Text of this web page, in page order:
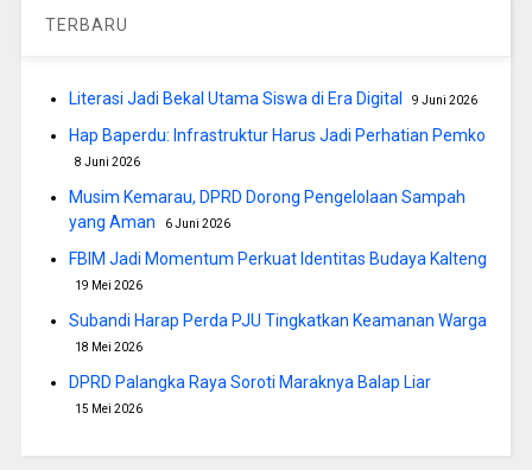
TERBARU
Literasi Jadi Bekal Utama Siswa di Era Digital 9 Juni 2026
Hap Baperdu: Infrastruktur Harus Jadi Perhatian Pemko
8 Juni 2026
Musim Kemarau, DPRD Dorong Pengelolaan Sampah
yang Aman
6 Juni 2026
FBIM Jadi Momentum Perkuat Identitas Budaya Kalteng
19 Mei 2026
Subandi Harap Perda PJU Tingkatkan Keamanan Warga
18 Mei 2026
DPRD Palangka Raya Soroti Maraknya Balap Liar
15 Mei 2026